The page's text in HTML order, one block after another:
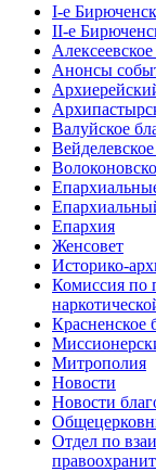
I-е
II-е
Анонсы
Валуйское
Епархия
Женсовет
Историко-
Комиссия по
Красненское
Митрополия
Новости
Новости
Отдел по